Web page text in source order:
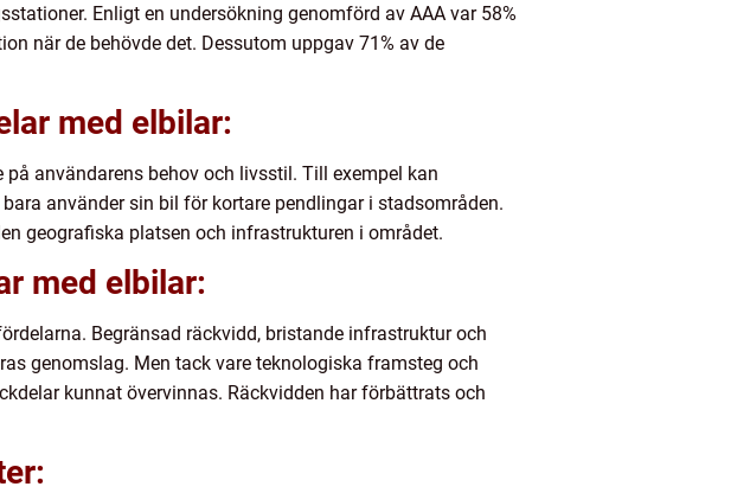
Enligt en undersökning genomförd av AAA var 58%
när de behövde det. Dessutom uppgav 71% av de
med elbilar:
användarens behov och livsstil. Till exempel kan
använder sin bil för kortare pendlingar i stadsområden.
geografiska platsen och infrastrukturen i området.
med elbilar:
Begränsad räckvidd, bristande infrastruktur och
genomslag. Men tack vare teknologiska framsteg och
kunnat övervinnas. Räckvidden har förbättrats och